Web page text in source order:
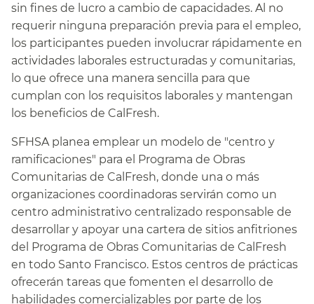
sin fines de lucro a cambio de capacidades. Al no
requerir ninguna preparación previa para el empleo,
los participantes pueden involucrar rápidamente en
actividades laborales estructuradas y comunitarias,
lo que ofrece una manera sencilla para que
cumplan con los requisitos laborales y mantengan
los beneficios de CalFresh.​​
SFHSA planea emplear un modelo de "centro y
ramificaciones" para el Programa de Obras
Comunitarias de CalFresh, donde una o más
organizaciones coordinadoras servirán como un
centro administrativo centralizado responsable de
desarrollar y apoyar una cartera de sitios anfitriones
del Programa de Obras Comunitarias de CalFresh
en todo Santo Francisco. Estos centros de prácticas
ofrecerán tareas que fomenten el desarrollo de
habilidades comercializables por parte de los